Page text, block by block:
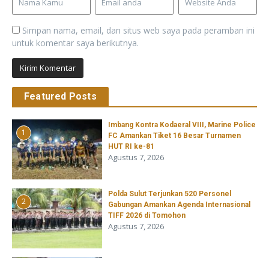
Simpan nama, email, dan situs web saya pada peramban ini
untuk komentar saya berikutnya.
Featured Posts
1
Imbang Kontra Kodaeral VIII, Marine Police
FC Amankan Tiket 16 Besar Turnamen
HUT RI ke-81
Agustus 7, 2026
2
​Polda Sulut Terjunkan 520 Personel
Gabungan Amankan Agenda Internasional
TIFF 2026 di Tomohon
Agustus 7, 2026